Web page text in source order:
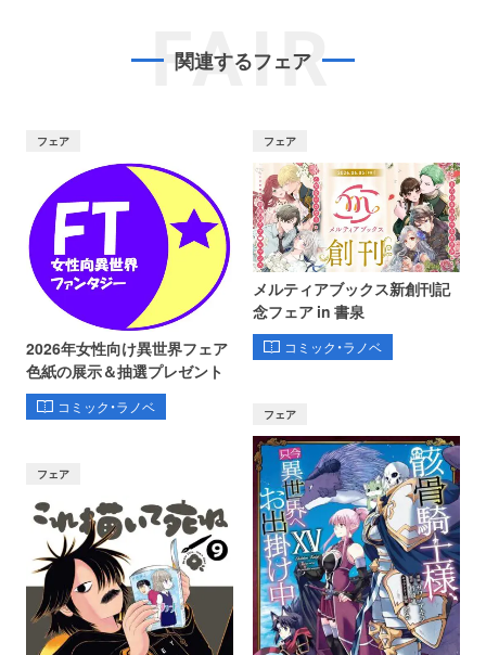
FAIR
関連するフェア
フェア
2026年女性向け異世界フェア
色紙の展示＆抽選プレゼント
コミック・ラノベ
フェア
メルティアブックス新創刊記
念フェア in 書泉
コミック・ラノベ
フェア
フェア